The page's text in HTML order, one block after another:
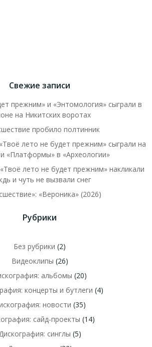
Свежие записи
прежним» и «Энтомология» сыграли в
на Никитских воротах
пробило полтинник
лето не будет прежним» сыграли на
«Платформы» в «Археологии»
лето не будет прежним» накликали
и чуть не вызвали снег
«Вероника» (2026)
Рубрики
Без рубрики (2)
Видеоклипы (26)
альбомы (20)
концерты и бутлеги (4)
новости (35)
сайд-проекты (14)
Дискография: синглы (5)